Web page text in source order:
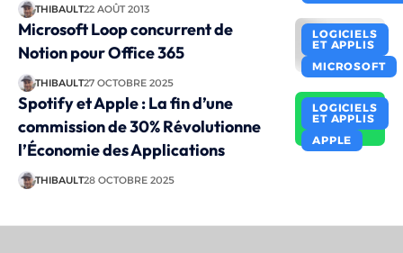
THIBAULT22 AOÛT 2013
LOGICIELS
ET APPLIS
MICROSOFT
Microsoft Loop concurrent de
Notion pour Office 365
THIBAULT27 OCTOBRE 2025
LOGICIELS
ET APPLIS
APPLE
Spotify et Apple : La fin d’une
commission de 30% Révolutionne
l’Économie des Applications
THIBAULT28 OCTOBRE 2025